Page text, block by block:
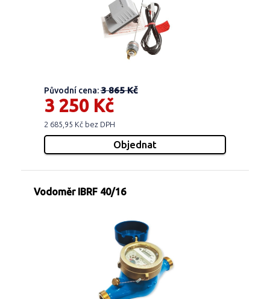
Původní cena:3 865 Kč
3 250 Kč
2 685,95 Kč bez DPH
Vodoměr IBRF 40/16